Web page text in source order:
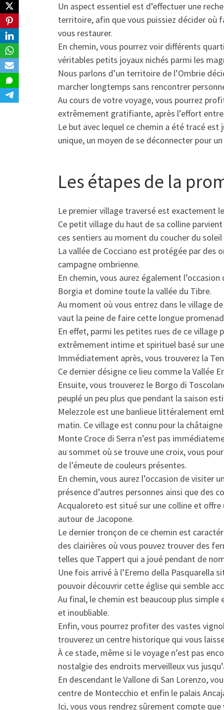
Un aspect essentiel est d’effectuer une
territoire, afin que vous puissiez décider où
vous restaurer.
En chemin, vous pourrez voir différents
véritables petits joyaux nichés parmi les
Nous parlons d’un territoire de l’Ombrie
marcher longtemps sans rencontrer
Au cours de votre voyage, vous pourrez
extrêmement gratifiante, après l’effort
Le but avec lequel ce chemin a été tracé
unique, un moyen de se déconnecter pour
Les étapes de la
Le premier village traversé est exactement
Ce petit village du haut de sa colline
ces sentiers au moment du coucher du
La vallée de Cocciano est protégée par des
campagne ombrienne.
En chemin, vous aurez également
Borgia et domine toute la vallée du Tibre.
Au moment où vous entrez dans le village
vaut la peine de faire cette longue
En effet, parmi les petites rues de ce village
extrêmement intime et spirituel basé sur
Immédiatement après, vous trouverez la
Ce dernier désigne ce lieu comme la Vallée
Ensuite, vous trouverez le Borgo di
peuplé un peu plus que pendant la saison
Melezzole est une banlieue littéralement
matin. Ce village est connu pour la
Monte Croce di Serra n’est pas
au sommet où se trouve une croix, vous
de l’émeute de couleurs présentes.
En chemin, vous aurez l’occasion de visiter
présence d’autres personnes ainsi que des
Acqualoreto est situé sur une colline et
autour de Jacopone.
Le dernier tronçon de ce chemin est
des clairières où vous pouvez trouver des
telles que Tappert qui a joué pendant de
Une fois arrivé à l’Eremo della Pasquarella
pouvoir découvrir cette église qui semble
Au final, le chemin est beaucoup plus
et inoubliable.
Enfin, vous pourrez profiter des vastes
trouverez un centre historique qui vous
À ce stade, même si le voyage n’est pas
nostalgie des endroits merveilleux vus
En descendant le Vallone di San Lorenzo,
centre de Montecchio et enfin le palais
Ici, vous vous rendrez sûrement compte